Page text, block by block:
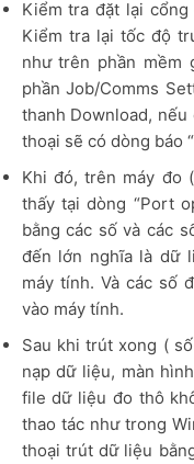
Kiểm tra đặt lại cổng
Kiểm tra lại tốc độ
như trên phần mềm
phần Job/Comms
thanh Download,
thoại sẽ có dòng báo
Khi đó, trên máy đo
thấy tại dòng “Port
bằng các số và các
đến lớn nghĩa là dữ
máy tính. Và các số
vào máy tính.
Sau khi trút xong (
nạp dữ liệu, màn
file dữ liệu đo thô
thao tác như trong
thoại trút dữ liệu